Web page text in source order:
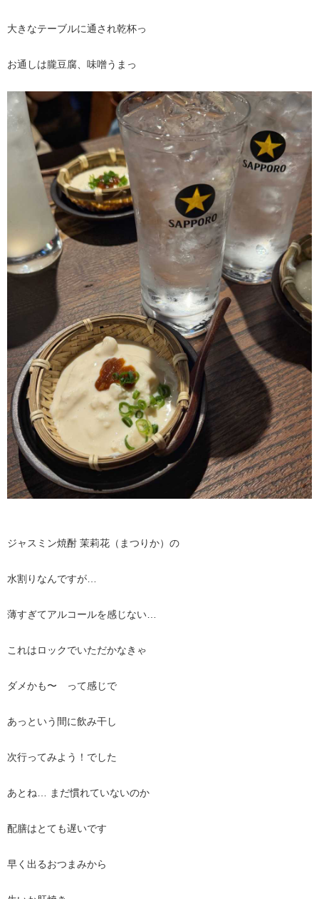
大きなテーブルに通され乾杯っ
お通しは朧豆腐、味噌うまっ
ジャスミン焼酎 茉莉花（まつりか）の
水割りなんですが…
薄すぎてアルコールを感じない…
これはロックでいただかなきゃ
ダメかも〜 って感じで
あっという間に飲み干し
次行ってみよう！でした
あとね… まだ慣れていないのか
配膳はとても遅いです
早く出るおつまみから